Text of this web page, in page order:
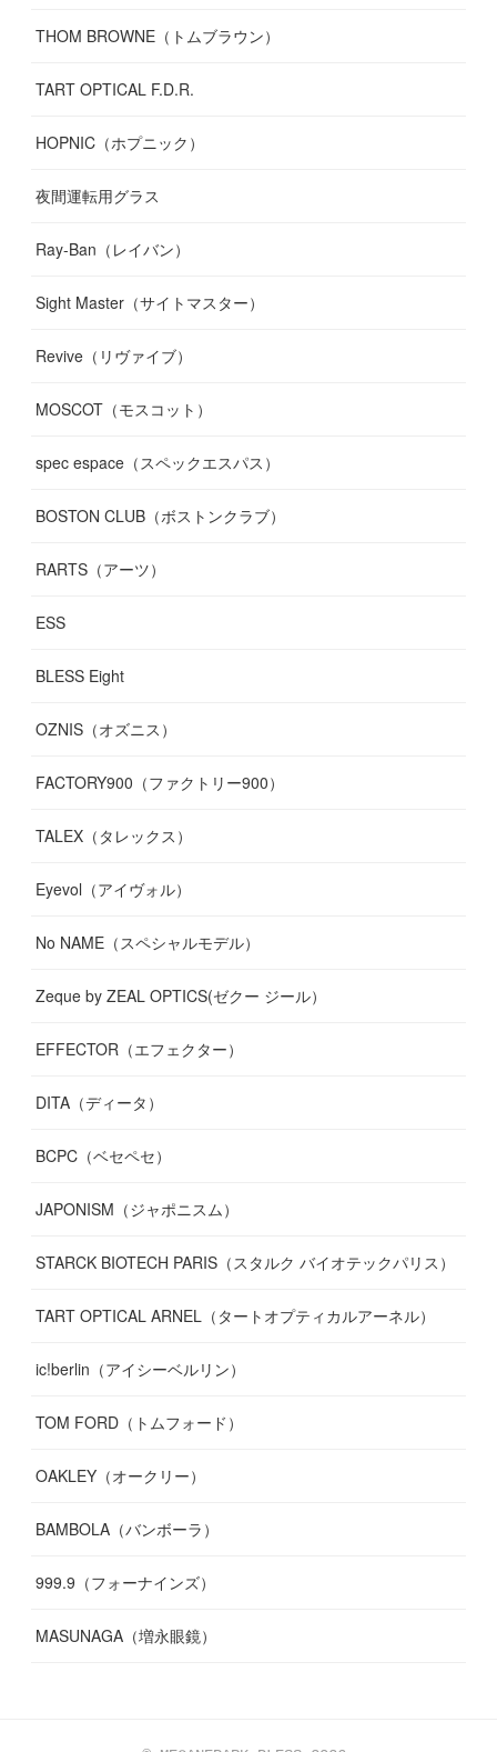
THOM BROWNE（トムブラウン）
TART OPTICAL F.D.R.
HOPNIC（ホプニック）
夜間運転用グラス
Ray-Ban（レイバン）
Sight Master（サイトマスター）
Revive（リヴァイブ）
MOSCOT（モスコット）
spec espace（スペックエスパス）
BOSTON CLUB（ボストンクラブ）
RARTS（アーツ）
ESS
BLESS Eight
OZNIS（オズニス）
FACTORY900（ファクトリー900）
TALEX（タレックス）
Eyevol（アイヴォル）
No NAME（スペシャルモデル）
Zeque by ZEAL OPTICS(ゼクー ジール）
EFFECTOR（エフェクター）
DITA（ディータ）
BCPC（ベセペセ）
JAPONISM（ジャポニスム）
STARCK BIOTECH PARIS（スタルク バイオテックパリス）
TART OPTICAL ARNEL（タートオプティカルアーネル）
ic!berlin（アイシーベルリン）
TOM FORD（トムフォード）
OAKLEY（オークリー）
BAMBOLA（バンボーラ）
999.9（フォーナインズ）
MASUNAGA（増永眼鏡）